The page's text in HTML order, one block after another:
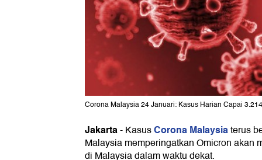
Corona Malaysia 24 Januari: Kasus Harian Capai
Jakarta-KasusCorona Malaysiaterus
Malaysia memperingatkan Omicron akan
di Malaysia dalam waktu dekat.